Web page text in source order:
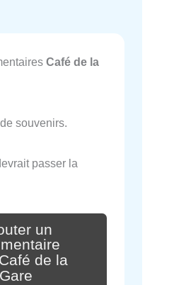
Café de la
souvenirs.
passer la
un
de la
Gare